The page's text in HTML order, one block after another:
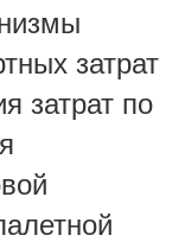
затрат
затрат по